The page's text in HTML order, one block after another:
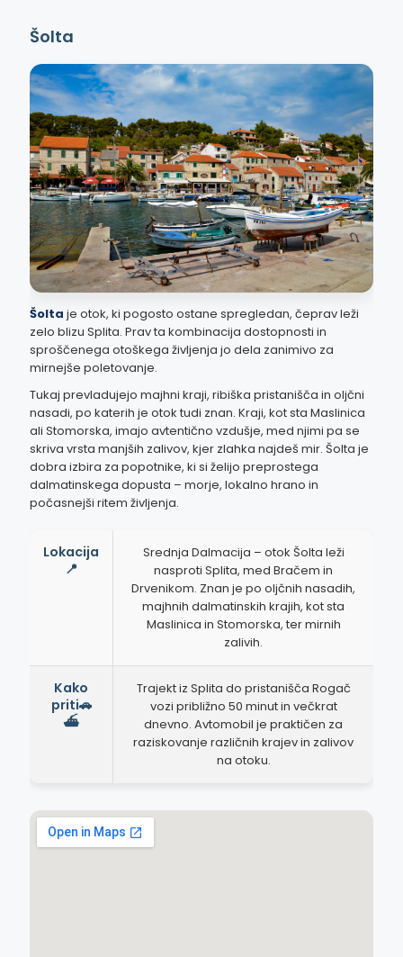
Šolta
Šolta je otok, ki pogosto ostane spregledan, čeprav leži
zelo blizu Splita. Prav ta kombinacija dostopnosti in
sproščenega otoškega življenja jo dela zanimivo za
mirnejše poletovanje.
Tukaj prevladujejo majhni kraji, ribiška pristanišča in oljčni
nasadi, po katerih je otok tudi znan. Kraji, kot sta Maslinica
ali Stomorska, imajo avtentično vzdušje, med njimi pa se
skriva vrsta manjših zalivov, kjer zlahka najdeš mir. Šolta je
dobra izbira za popotnike, ki si želijo preprostega
dalmatinskega dopusta – morje, lokalno hrano in
počasnejši ritem življenja.
Lokacija
📍
Srednja Dalmacija – otok Šolta leži
nasproti Splita, med Bračem in
Drvenikom. Znan je po oljčnih nasadih,
majhnih dalmatinskih krajih, kot sta
Maslinica in Stomorska, ter mirnih
zalivih.
Kako
priti🚗
⛴️
Trajekt iz Splita do pristanišča Rogač
vozi približno 50 minut in večkrat
dnevno. Avtomobil je praktičen za
raziskovanje različnih krajev in zalivov
na otoku.